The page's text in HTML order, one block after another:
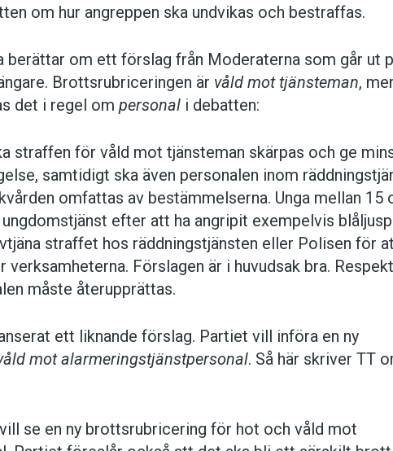
om hur angreppen ska undvikas och bestraffas.
berättar om ett förslag från Moderaterna som går ut
Brottsrubriceringen är våld mot tjänsteman,
det i regel om personal i debatten:
straffen för våld mot tjänsteman skärpas och ge
samtidigt ska även personalen inom
omfattas av bestämmelserna. Unga mellan 15
efter att ha angripit exempelvis
straffet hos räddningstjänsten eller Polisen för
Förslagen är i huvudsak bra.
måste återupprättas.
ett liknande förslag. Partiet vill införa en ny
mot alarmeringstjänstpersonal. Så här skriver TT
se en ny brottsrubricering för hot och våld mot